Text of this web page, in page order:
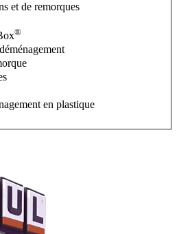
et de remorques
®
en plastique